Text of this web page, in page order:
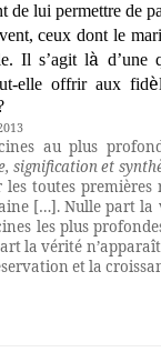
de lui permettre de
ceux dont le
Il s’agit là d’une
elle offrir aux fidè
au plus
signification et
toutes
[…]. Nulle part la
les plus
la vérité
et la